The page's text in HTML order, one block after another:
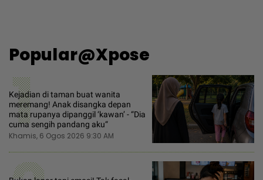
Popular@Xpose
1
Kejadian di taman buat wanita
meremang! Anak disangka depan
mata rupanya dipanggil ‘kawan’ - “Dia
cuma sengih pandang aku“
Khamis, 6 Ogos 2026 9:30 AM